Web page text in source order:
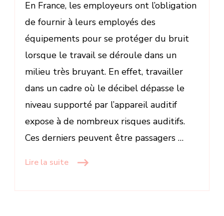
En France, les employeurs ont l’obligation
de fournir à leurs employés des
équipements pour se protéger du bruit
lorsque le travail se déroule dans un
milieu très bruyant. En effet, travailler
dans un cadre où le décibel dépasse le
niveau supporté par l’appareil auditif
expose à de nombreux risques auditifs.
Ces derniers peuvent être passagers …
Lire la suite